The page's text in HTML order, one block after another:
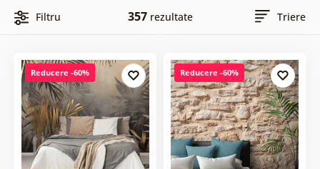
Filtru 357rezultate Triere
Reducere -60% Reducere -60%